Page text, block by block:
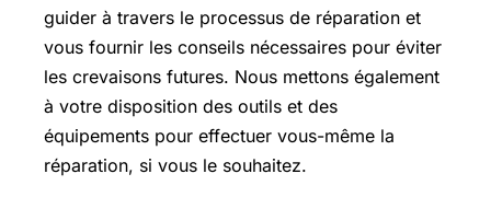
guider à travers le processus de réparation et
vous fournir les conseils nécessaires pour éviter
les crevaisons futures. Nous mettons également
à votre disposition des outils et des
équipements pour effectuer vous-même la
réparation, si vous le souhaitez.